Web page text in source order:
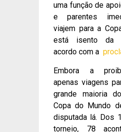
uma função de
e parentes
viajem para a
está isento da
acordo com a
Embora a
apenas viagens
grande maioria
Copa do Mundo
disputada lá. Dos
torneio, 78